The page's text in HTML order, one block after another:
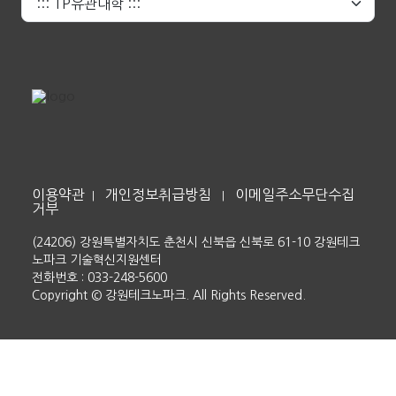
이용약관 개인정보취급방침
이메일주소무단수집
거부
(24206) 강원특별자치도 춘천시 신북읍 신북로 61-10 강원테크
노파크 기술혁신지원센터
전화번호 : 033-248-5600
Copyright © 강원테크노파크. All Rights Reserved.